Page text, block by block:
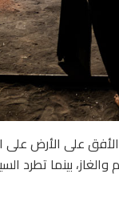
على الأرض
بينما تطرد